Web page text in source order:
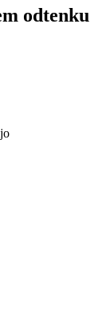
odtenku